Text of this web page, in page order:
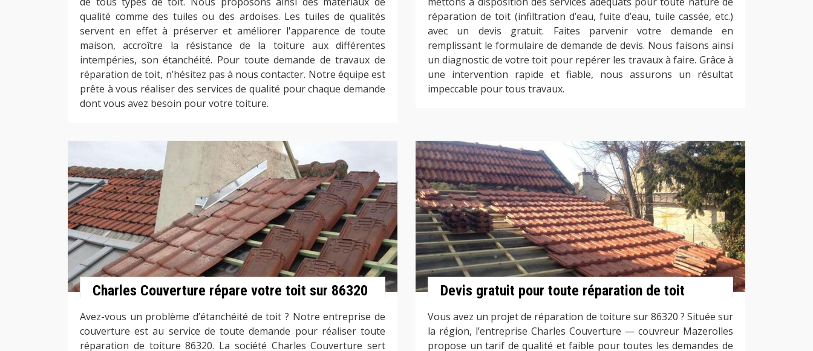
qualité comme des tuiles ou des ardoises. Les tuiles de qualités
servent en effet à préserver et améliorer l'apparence de toute
maison, accroître la résistance de la toiture aux différentes
intempéries, son étanchéité. Pour toute demande de travaux de
réparation de toit, n’hésitez pas à nous contacter. Notre équipe est
prête à vous réaliser des services de qualité pour chaque demande
dont vous avez besoin pour votre toiture.
réparation de toit (infiltration d’eau, fuite d’eau, tuile cassée, etc.)
avec un devis gratuit. Faites parvenir votre demande en
remplissant le formulaire de demande de devis. Nous faisons ainsi
un diagnostic de votre toit pour repérer les travaux à faire. Grâce à
une intervention rapide et fiable, nous assurons un résultat
impeccable pour tous travaux.
Charles Couverture répare votre toit sur 86320
Avez-vous un problème d’étanchéité de toit ? Notre entreprise de
couverture est au service de toute demande pour réaliser toute
réparation de toiture 86320. La société Charles Couverture sert
Devis gratuit pour toute réparation de toit
Vous avez un projet de réparation de toiture sur 86320 ? Située sur
la région, l’entreprise Charles Couverture — couvreur Mazerolles
propose un tarif de qualité et faible pour toutes les demandes de